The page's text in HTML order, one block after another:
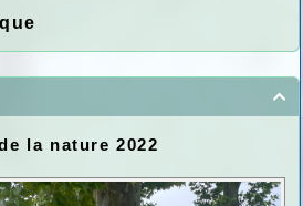

la nature 2022